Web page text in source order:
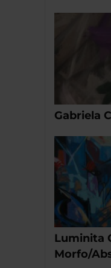
Gabriela
Luminita
Morfo/